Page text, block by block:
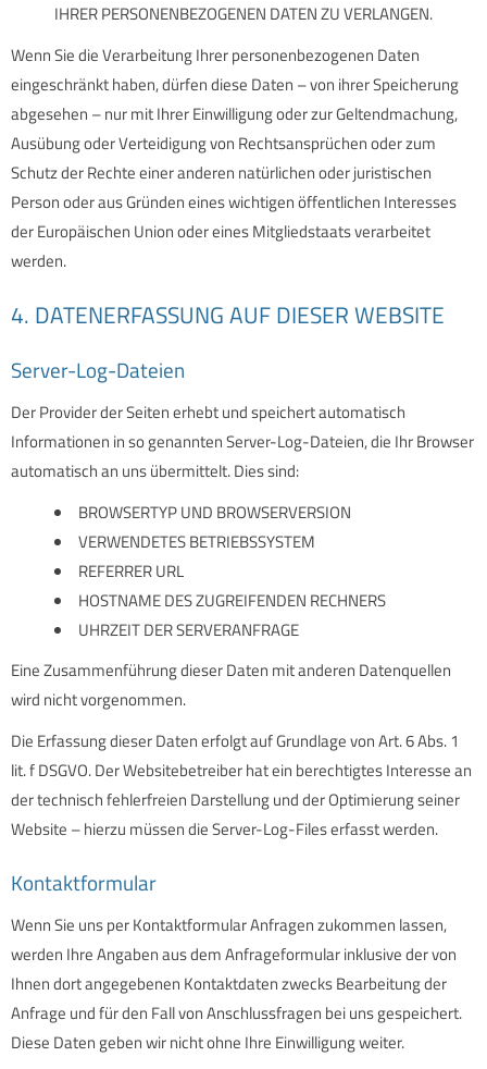
IHRER PERSONENBEZOGENEN DATEN ZU VERLANGEN.
Wenn Sie die Verarbeitung Ihrer personenbezogenen Daten
eingeschränkt haben, dürfen diese Daten – von ihrer Speicherung
abgesehen – nur mit Ihrer Einwilligung oder zur Geltendmachung,
Ausübung oder Verteidigung von Rechtsansprüchen oder zum
Schutz der Rechte einer anderen natürlichen oder juristischen
Person oder aus Gründen eines wichtigen öffentlichen Interesses
der Europäischen Union oder eines Mitgliedstaats verarbeitet
werden.
4. DATENERFASSUNG AUF DIESER WEBSITE
Server-Log-Dateien
Der Provider der Seiten erhebt und speichert automatisch
Informationen in so genannten Server-Log-Dateien, die Ihr Browser
automatisch an uns übermittelt. Dies sind:
BROWSERTYP UND BROWSERVERSION
VERWENDETES BETRIEBSSYSTEM
REFERRER URL
HOSTNAME DES ZUGREIFENDEN RECHNERS
UHRZEIT DER SERVERANFRAGE
Eine Zusammenführung dieser Daten mit anderen Datenquellen
wird nicht vorgenommen.
Die Erfassung dieser Daten erfolgt auf Grundlage von Art. 6 Abs. 1
lit. f DSGVO. Der Websitebetreiber hat ein berechtigtes Interesse an
der technisch fehlerfreien Darstellung und der Optimierung seiner
Website – hierzu müssen die Server-Log-Files erfasst werden.
Kontaktformular
Wenn Sie uns per Kontaktformular Anfragen zukommen lassen,
werden Ihre Angaben aus dem Anfrageformular inklusive der von
Ihnen dort angegebenen Kontaktdaten zwecks Bearbeitung der
Anfrage und für den Fall von Anschlussfragen bei uns gespeichert.
Diese Daten geben wir nicht ohne Ihre Einwilligung weiter.